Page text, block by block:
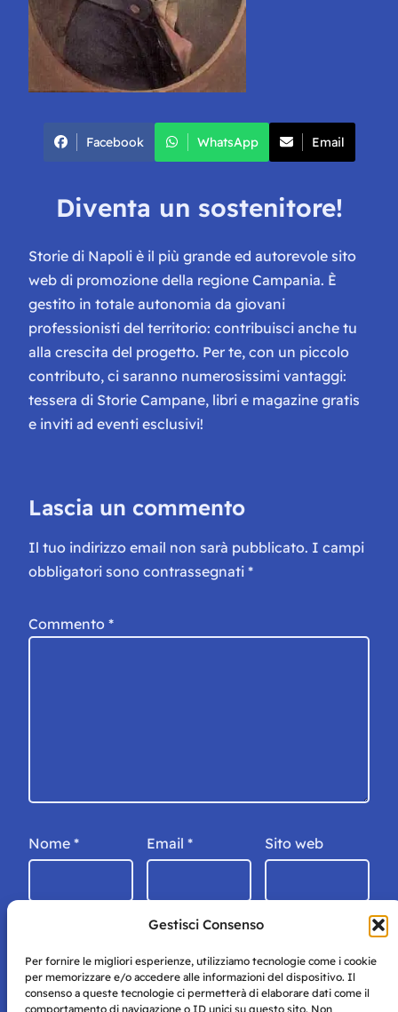
Gestisci Consenso
Per fornire le migliori esperienze, utilizziamo tecnologie come i cookie
per memorizzare e/o accedere alle informazioni del dispositivo. Il
consenso a queste tecnologie ci permetterà di elaborare dati come il
comportamento di navigazione o ID unici su questo sito. Non
Facebook WhatsApp Email
Diventa un sostenitore!
Storie di Napoli è il più grande ed autorevole sito
web di promozione della regione Campania. È
gestito in totale autonomia da giovani
professionisti del territorio: contribuisci anche tu
alla crescita del progetto. Per te, con un piccolo
contributo, ci saranno numerosissimi vantaggi:
tessera di Storie Campane, libri e magazine gratis
e inviti ad eventi esclusivi!
Lascia un commento
Il tuo indirizzo email non sarà pubblicato. I campi
obbligatori sono contrassegnati *
Commento *
Nome * Email * Sito web